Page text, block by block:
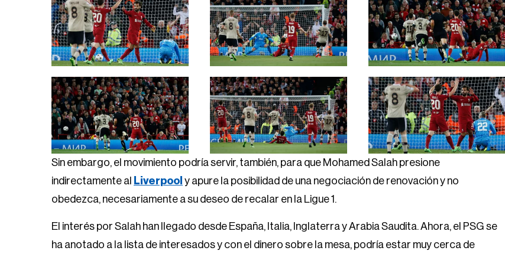
Sin embargo, el movimiento podría servir, también, para que Mohamed Salah presione
indirectamente al
Liverpool y apure la posibilidad de una negociación de renovación y no
obedezca, necesariamente a su deseo de recalar en la Ligue 1.
El interés por Salah han llegado desde España, Italia, Inglaterra y Arabia Saudita. Ahora, el PSG se
ha anotado a la lista de interesados y con el dinero sobre la mesa, podría estar muy cerca de